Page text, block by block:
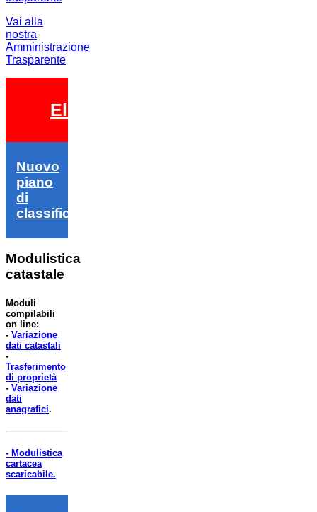
Vai alla
nostra
Amministrazione
Trasparente
Elezioni 2026
Nuovo
piano
di
classifica
Modulistica
catastale
Moduli
compilabili
on line:
- Variazione
dati catastali
-
Trasferimento
di proprietà
- Variazione
dati
anagrafici.
- Modulistica
cartacea
scaricabile.